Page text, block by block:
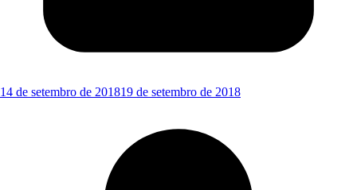
14 de setembro de 201819 de setembro de 2018